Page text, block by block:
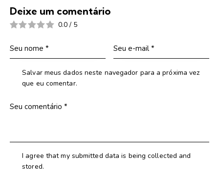
Deixe um comentário
0.0 / 5
Salvar meus dados neste navegador para a próxima vez
que eu comentar.
I agree that my submitted data is being collected and
stored.